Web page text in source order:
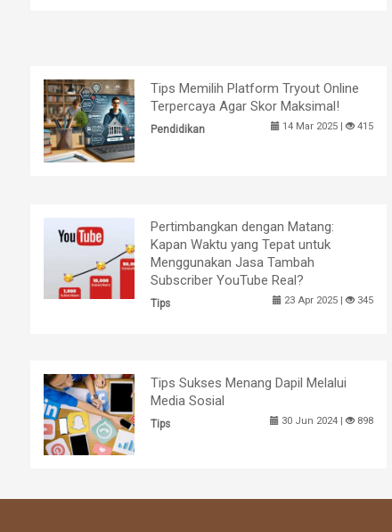
Tips Memilih Platform Tryout Online
Terpercaya Agar Skor Maksimal!
Pendidikan 14 Mar 2025 | 415
Pertimbangkan dengan Matang:
Kapan Waktu yang Tepat untuk
Menggunakan Jasa Tambah
Subscriber YouTube Real?
Tips 23 Apr 2025 | 345
Tips Sukses Menang Dapil Melalui
Media Sosial
Tips 30 Jun 2024 | 898